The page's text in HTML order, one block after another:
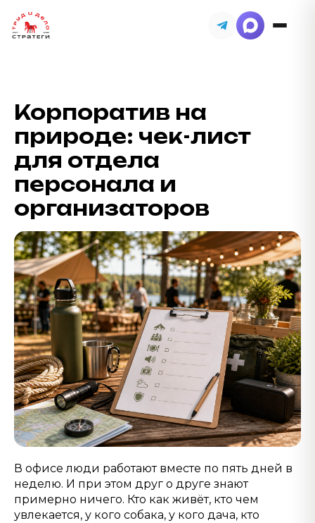
Корпоратив на
природе: чек-лист
для отдела
персонала и
организаторов
В офисе люди работают вместе по пять дней в
неделю. И при этом друг о друге знают
примерно ничего. Кто как живёт, кто чем
увлекается, у кого собака, у кого дача, кто